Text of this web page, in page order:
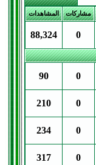
مشاركات المشاهدات
0
88,324
0
90
0
210
0
234
0
317